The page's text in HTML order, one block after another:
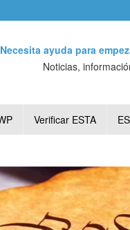
ayuda para
Noticias,
Verificar ESTA